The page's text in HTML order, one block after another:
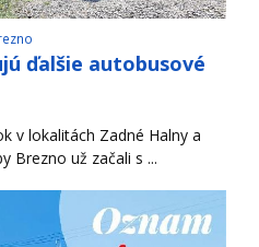
ďalšie autobusové
v lokalitách Zadné Halny a
Brezno už začali s ...